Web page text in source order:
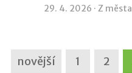
29. 4. 2026 · Z města
novější 1 2